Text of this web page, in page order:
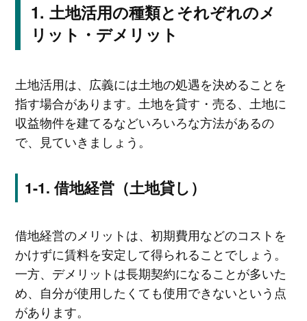
土地活用の種類とそれぞれのメ
リット・デメリット
土地活用は、広義には土地の処遇を決めることを
指す場合があります。土地を貸す・売る、土地に
収益物件を建てるなどいろいろな方法があるの
で、見ていきましょう。
借地経営（土地貸し）
借地経営のメリットは、初期費用などのコストを
かけずに賃料を安定して得られることでしょう。
一方、デメリットは長期契約になることが多いた
め、自分が使用したくても使用できないという点
があります。